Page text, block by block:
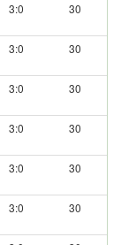
3:0 30
3:0 30
3:0 30
3:0 30
3:0 30
3:0 30